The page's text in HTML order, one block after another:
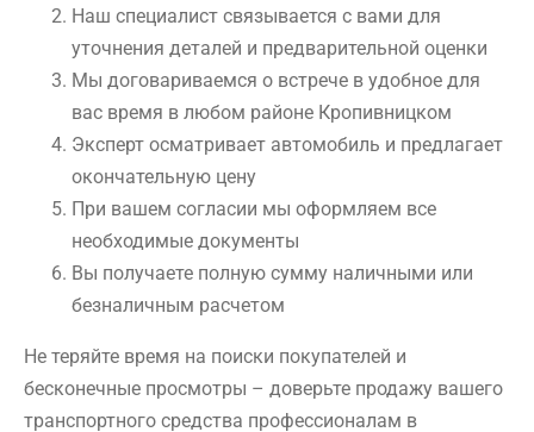
Наш специалист связывается с вами для
уточнения деталей и предварительной оценки
Мы договариваемся о встрече в удобное для
вас время в любом районе Кропивницком
Эксперт осматривает автомобиль и предлагает
окончательную цену
При вашем согласии мы оформляем все
необходимые документы
Вы получаете полную сумму наличными или
безналичным расчетом
Не теряйте время на поиски покупателей и
бесконечные просмотры – доверьте продажу вашего
транспортного средства профессионалам в